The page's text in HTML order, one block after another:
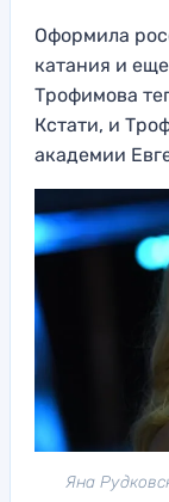
Оформила
катания и
Трофимова
Кстати, и
академии
Яна